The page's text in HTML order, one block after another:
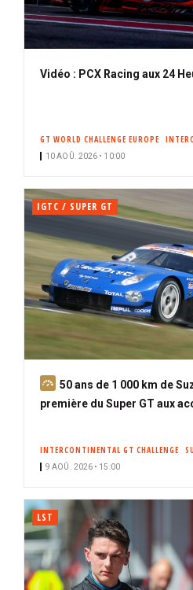
Vidéo : PCX Racing aux 24
GT WORLD CHALLENGE EUROPE
10 AOÛ. 2026 • 10:00
IGTC / SUPER GT
A
b
50 ans de 1 000 km de
première du Super GT aux
INTERCONTINENTAL GT CHALLENGE
9 AOÛ. 2026 • 15:00
LST